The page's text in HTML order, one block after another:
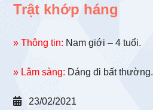
Trật khớp háng
» Thông tin: Nam giới – 4 tuổi.
» Lâm sàng: Dáng đi bất thường.
23/02/2021